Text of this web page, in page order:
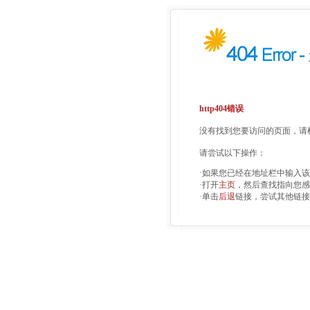
http404错误
没有找到您要访问的页面，
请尝试以下操作：
·如果您已经在地址栏中输入
·打开主页 ，然后查找指向您
·单击后退链接，尝试其他链